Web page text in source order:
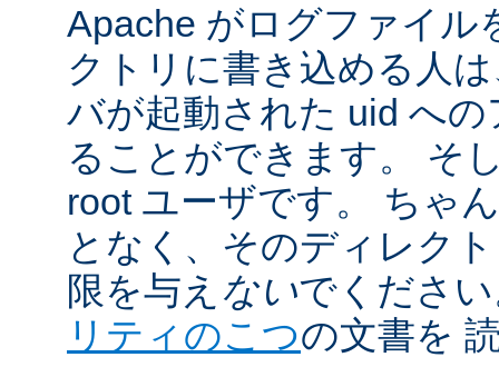
Apache がログファイル
クトリに書き込める人
バが起動された uid へ
ることができます。 そ
root ユーザです。 ちゃ
となく、そのディレク
限を与え ないでくださ
リティのこつの文書を